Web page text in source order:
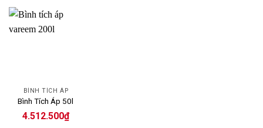
BÌNH TÍCH ÁP
Bình Tích Áp 50l
4.512.500₫